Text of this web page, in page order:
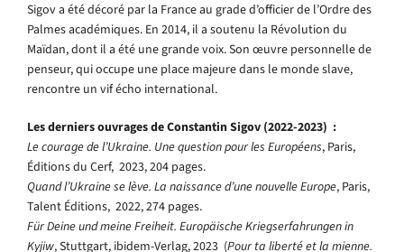
Sigov a été décoré par la France au grade d’officier de l’Ordre des
Palmes académiques. En 2014, il a soutenu la Révolution du
Maïdan, dont il a été une grande voix. Son œuvre personnelle de
penseur, qui occupe une place majeure dans le monde slave,
rencontre un vif écho international.
Les derniers ouvrages de Constantin Sigov (2022-2023) :
Le courage de l’Ukraine. Une question pour les Européens, Paris,
Éditions du Cerf, 2023, 204 pages.
Quand l’Ukraine se lève. La naissance d’une nouvelle Europe, Paris,
Talent Éditions, 2022, 274 pages.
Für Deine und meine Freiheit. Europäische Kriegserfahrungen in
Kyjiw, Stuttgart, ibidem-Verlag, 2023 (Pour ta liberté et la mienne.